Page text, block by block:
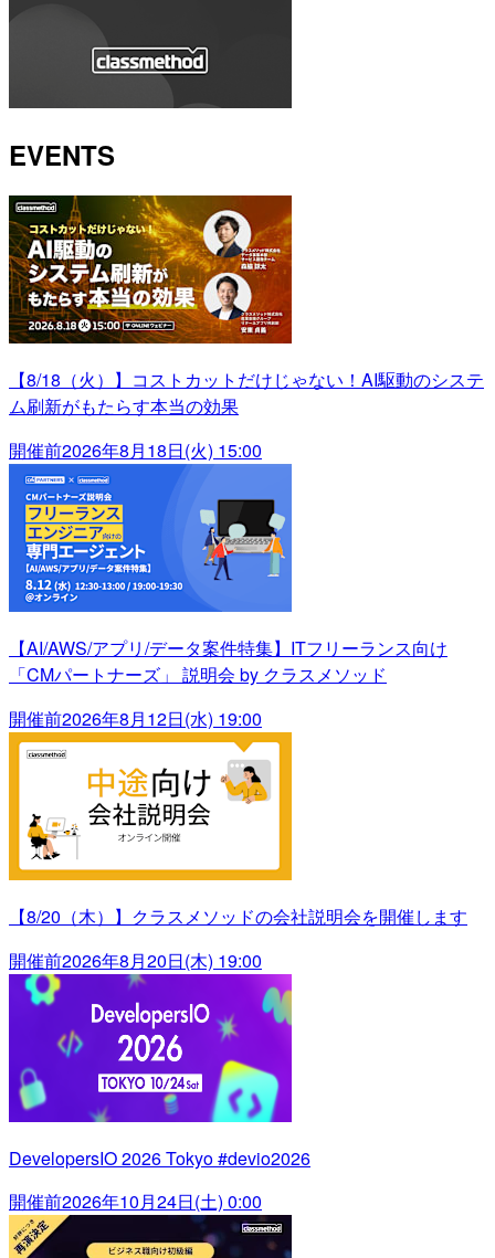
EVENTS
【8/18（火）】コストカットだけじゃない！AI駆動のシステ
ム刷新がもたらす本当の効果
開催前2026年8月18日(火) 15:00
【AI/AWS/アプリ/データ案件特集】ITフリーランス向け
「CMパートナーズ」 説明会 by クラスメソッド
開催前2026年8月12日(水) 19:00
【8/20（木）】クラスメソッドの会社説明会を開催します
開催前2026年8月20日(木) 19:00
DevelopersIO 2026 Tokyo #devio2026
開催前2026年10月24日(土) 0:00